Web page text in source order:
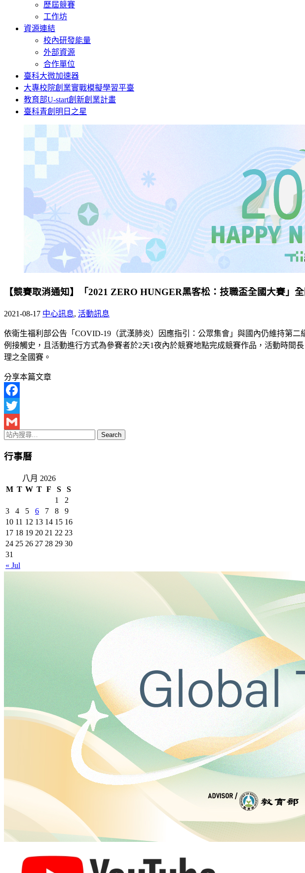
歷屆競賽
工作坊
資源連結
校內研發能量
外部資源
合作單位
臺科大微加速器
大專校院創業實戰模擬學習平臺
教育部U-start創新創業計畫
臺科青創明日之星
【競賽取消通知】「2021 ZERO HUNGER黑客松：技職盃全國大賽」
2021-08-17 中心訊息, 活動訊息
依衛生福利部公告「COVID-19（武漢肺炎）因應指引：公眾集會」與國內仍維持第
例接觸史，且活動進行方式為參賽者於2天1夜內於競賽地點完成競賽作品，活動時間
理之全國賽。
分享本篇文章
Facebook
Twitter
Gmail
行事曆
八月 2026
M T W T F S S
« Jul
1
2
3
4 5 6 7 8
9
10 11 12 13 14 15 16
17 18 19 20 21 22 23
24 25 26 27 28 29 30
31